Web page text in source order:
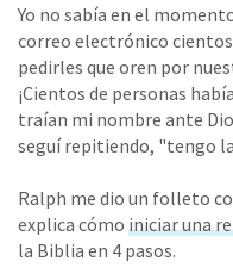
Yo no sabía en el
correo electrónico
pedirles que oren por
¡Cientos de personas
traían mi nombre ante
seguí repitiendo, "tengo
Ralph me dio un folleto
explica cómo iniciar una
la Biblia en 4 pasos.